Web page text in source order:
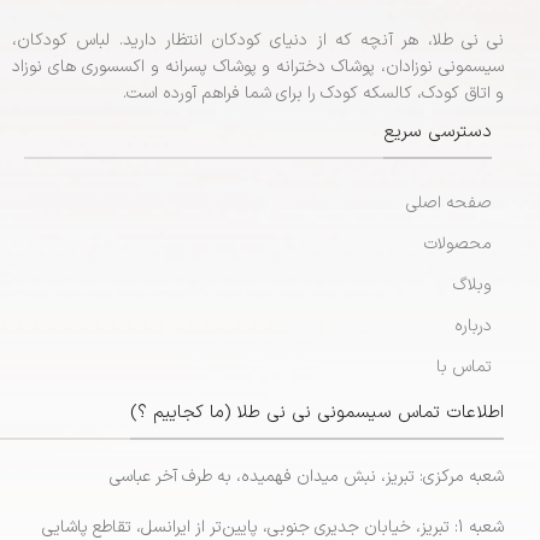
نی نی طلا، هر آنچه که از دنیای کودکان انتظار دارید. لباس کودکان،
سیسمونی نوزادان، پوشاک دخترانه و پوشاک پسرانه و اکسسوری های نوزاد
و اتاق کودک، کالسکه کودک را برای شما فراهم آورده است.
دسترسی سریع
صفحه اصلی
محصولات
وبلاگ
درباره
تماس با
اطلاعات تماس سیسمونی نی نی طلا (ما کجاییم ؟)
شعبه مرکزی: تبریز، نبش میدان فهمیده، به طرف آخر عباسی
شعبه 1: تبریز، خیابان جدیری جنوبی، پایین‌تر از ایرانسل، تقاطع پاشایی